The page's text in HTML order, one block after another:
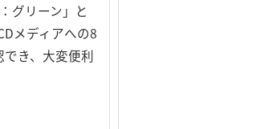
グリーン」と
メディアへの8
き、大変便利